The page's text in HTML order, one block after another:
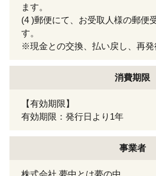
ます。
(4 )郵便にて、お受取人様の郵便
す。
※現金との交換、払い戻し、再発
消費期限
【有効期限】
有効期限：発行日より1年
事業者
株式会社 夢中とは夢の中